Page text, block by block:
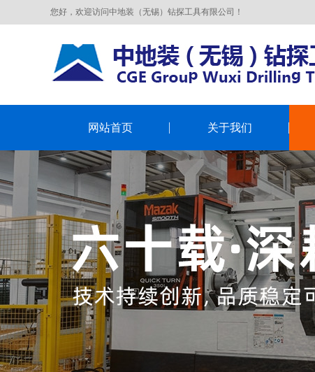
您好，欢迎访问中地装（无锡）钻探工具有限公司！
网站首页 关于我们